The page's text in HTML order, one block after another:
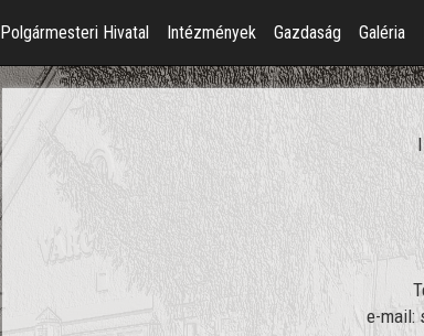
Polgármesteri Hivatal Intézmények Gazdaság Galéria
e-mail: